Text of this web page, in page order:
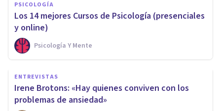
PSICOLOGÍA
Los 14 mejores Cursos de Psicología (presenciales
y online)
Psicología Y Mente
ENTREVISTAS
Irene Brotons: «Hay quienes conviven con los
problemas de ansiedad»
¿Cómo reconocer los síntomas
de la agorafobia?